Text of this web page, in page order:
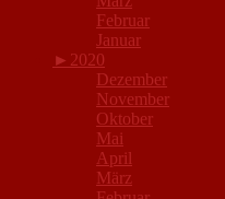
Februar
Januar
► 2020
Dezember
November
Oktober
Mai
April
März